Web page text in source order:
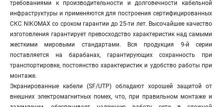
требованиями к производительности и долговечности кабельной
инфраструктуры и применяются для построения сертифицированных
СКС NIKOMAX со сроком гарантии до 25-ти лет. Высочайшее качество
изготовления гарантирует превосходство характеристик над самыми
жесткими мировыми стандартами. Вся продукция 9-й серии
поставляется на барабанах, гарантирующих сохранность при
транспортировке, постоянство характеристик и удобство работы при
монтаже.
Экранированные кабели (SF/UTP) обладают хорошей защитой от
внешних электромагнитных помех, что, при правильном монтаже и